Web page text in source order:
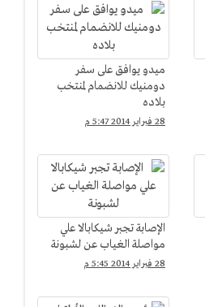
ميدو يوافق على سفر
دومنيك للانضمام لمنتخب
بلاده
28 فبراير 2014 5:47 م
الإصابة تجبر شيكابالا علي
مواصلة الغياب عن لشبونة
28 فبراير 2014 5:45 م